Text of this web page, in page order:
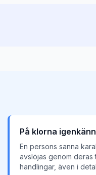
På klorna
En persons sanna
avslöjas genom
handlingar, även i